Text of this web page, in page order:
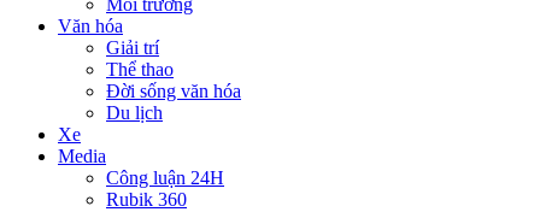
Môi trường
Văn hóa
Giải trí
Thể thao
Đời sống văn hóa
Du lịch
Xe
Media
Công luận 24H
Rubik 360